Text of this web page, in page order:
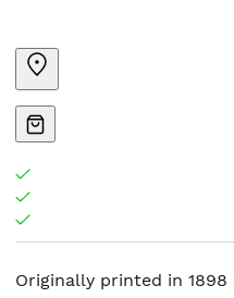
Originally printed in